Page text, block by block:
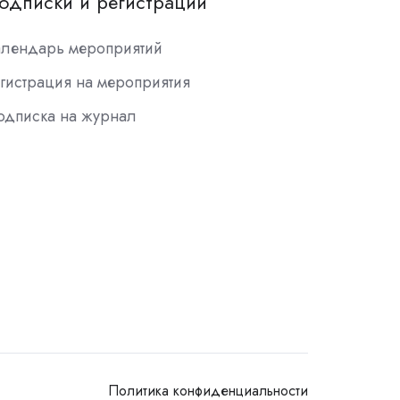
мероприятий
на мероприятия
на журнал
Политика конфиденциальности